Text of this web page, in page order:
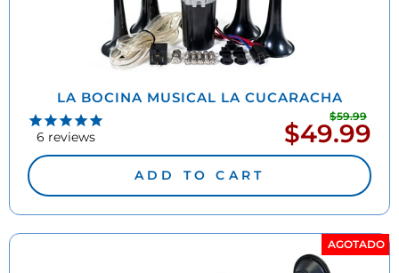
LA BOCINA MUSICAL LA CUCARACHA
6 reviews
$59.99
Precio
de
$49.99
ADD TO CART
AGOTADO